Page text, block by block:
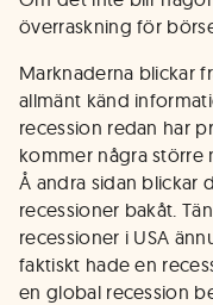
överraskning för
Marknaderna blickar
allmänt känd
recession redan har
kommer några större
Å andra sidan blickar
recessioner bakåt.
recessioner i USA
faktiskt hade en
en global recession